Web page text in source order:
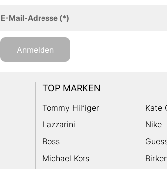
E-Mail-Adresse(*)
Anmelden
TOP MARKEN
Tommy Hilfiger Kate
Lazzarini
Nike
Boss
Michael Kors